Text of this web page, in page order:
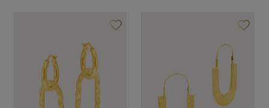
favorite_borderAjouter à vos favoris favorite_borderAjouter